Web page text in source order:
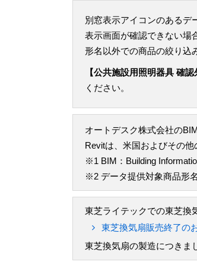
別窓表示アイコンのあるデ
表示画面が確認できない場
形名以外での商品の絞り込
【公共施設用照明器具 確認
ください。
オートデスク株式会社のBIM
Revitは、米国およびその
※1 BIM：Building
※2 データ提供対象商品形
東芝ライテックでの東芝換
東芝換気扇販売終了の
東芝換気扇の製造につきま